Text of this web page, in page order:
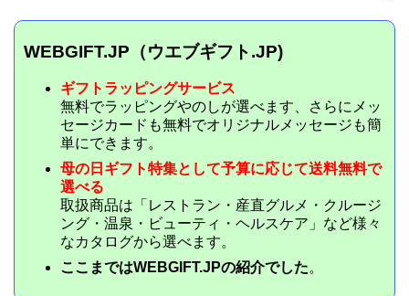
WEBGIFT.JP（ウエブギフト.JP)
ギフトラッピングサービス
無料でラッピングやのしが選べます、さらにメッ
セージカードも無料でオリジナルメッセージも簡
単にできます。
母の日ギフト特集として予算に応じて送料無料で
選べる
取扱商品は「レストラン・産直グルメ・クルージ
ング・温泉・ビューティ・ヘルスケア」など様々
なカタログから選べます。
ここまではWEBGIFT.JPの紹介でした。